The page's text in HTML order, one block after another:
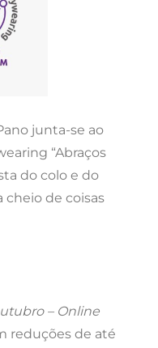
junta-se ao
“Abraços
do colo e do
cheio de coisas
– Online
reduções de até